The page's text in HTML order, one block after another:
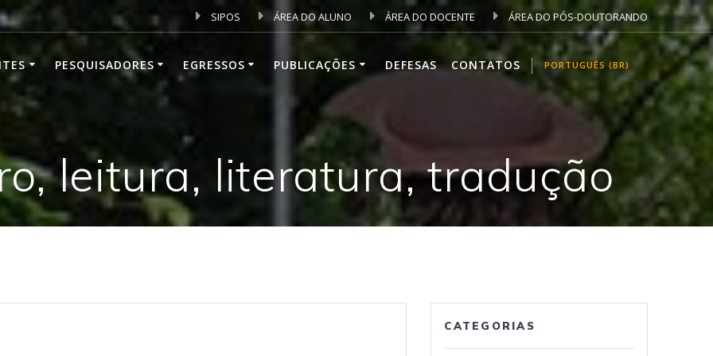
SIPOS ÁREA DO ALUNO ÁREA DO DOCENTE ÁREA DO PÓS-DOUTORANDO
PESQUISADORES EGRESSOS PUBLICAÇÕES DEFESAS CONTATOS PORTUGUÊS (BR)
leitura, literatura, tradução
CATEGORIAS